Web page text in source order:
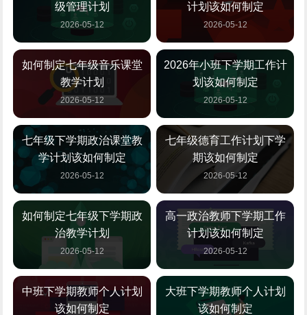
级管理计划
2026-05-12
计划该如何制定
2026-05-12
如何制定七年级音乐课堂
教学计划
2026-05-12
2026年小班下学期工作计
划该如何制定
2026-05-12
七年级下学期政治课堂教
学计划该如何制定
2026-05-12
七年级德育工作计划下学
期该如何制定
2026-05-12
如何制定七年级下学期政
治教学计划
2026-05-12
高一政治教师下学期工作
计划该如何制定
2026-05-12
中班下学期教师个人计划
该如何制定
大班下学期教师个人计划
该如何制定